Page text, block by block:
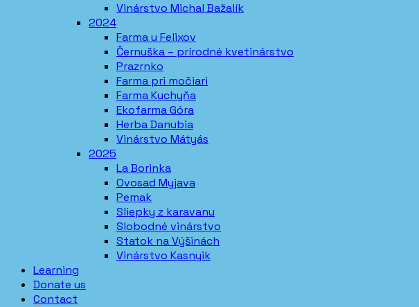
Vinárstvo Michal Bažalík
2024
Farma u Felixov
Černuška – prírodné kvetinárstvo
Prazrnko
Farma pri močiari
Farma Kuchyňa
Ekofarma Góra
Herba Danubia
Vinárstvo Mátyás
2025
La Borinka
Ovosad Myjava
Pemak
Sliepky z karavanu
Slobodné vinárstvo
Statok na Výšinách
Vinárstvo Kasnyik
Learning
Donate us
Contact